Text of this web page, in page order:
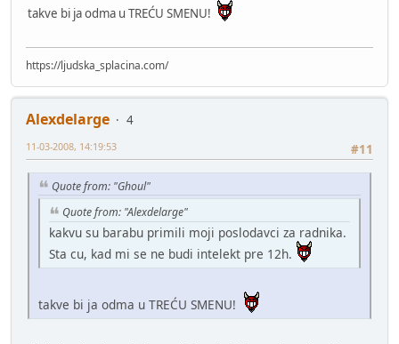
takve bi ja odma u TREĆU SMENU!
https://ljudska_splacina.com/
Alexdelarge
4
#11
11-03-2008, 14:19:53
Quote from: "Ghoul"
Quote from: "Alexdelarge"
kakvu su barabu primili moji poslodavci za radnika.
Sta cu, kad mi se ne budi intelekt pre 12h.
takve bi ja odma u TREĆU SMENU!